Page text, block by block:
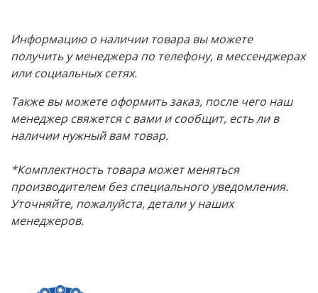
Информацию о наличии товара вы можете
получить у менеджера по телефону, в мессенджерах
или социальных сетях.
Также вы можете оформить заказ, после чего наш
менеджер свяжется с вами и сообщит, есть ли в
наличии нужный вам товар.
*Комплектность товара может меняться
производителем без специального уведомления.
Уточняйте, пожалуйста, детали у наших
менеджеров.